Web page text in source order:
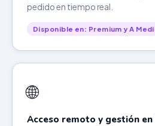
pedido en tiempo real.
Disponible en: Premium y A
🌐
Acceso remoto y gestión en